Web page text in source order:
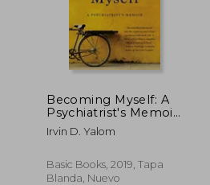
Becoming Myself: A
Psychiatrist's Memoir
(en Inglés)
Irvin D. Yalom
Basic Books, 2019, Tapa
Blanda, Nuevo